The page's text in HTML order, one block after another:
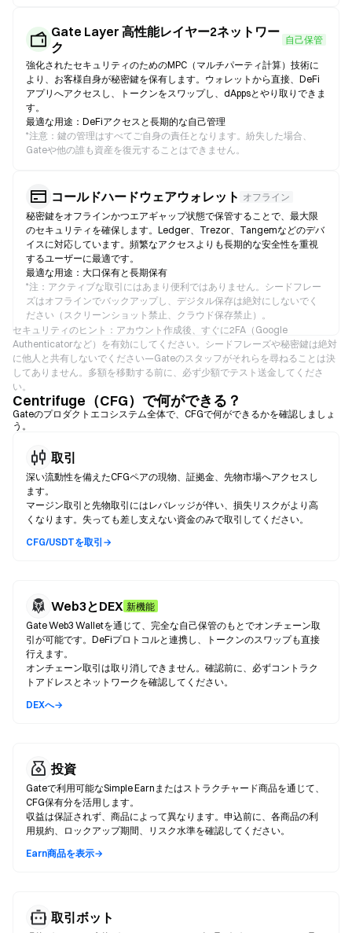
Gate Layer 高性能レイヤー2ネットワー
ク
自己保管
強化されたセキュリティのためのMPC（マルチパーティ計算）技術に
より、お客様自身が秘密鍵を保有します。ウォレットから直接、DeFi
アプリへアクセスし、トークンをスワップし、dAppsとやり取りできま
す。
最適な用途：DeFiアクセスと長期的な自己管理
*注意：鍵の管理はすべてご自身の責任となります。紛失した場合、
Gateや他の誰も資産を復元することはできません。
コールドハードウェアウォレット オフライン
秘密鍵をオフラインかつエアギャップ状態で保管することで、最大限
のセキュリティを確保します。Ledger、Trezor、Tangemなどのデバ
イスに対応しています。頻繁なアクセスよりも長期的な安全性を重視
するユーザーに最適です。
最適な用途：大口保有と長期保有
*注：アクティブな取引にはあまり便利ではありません。シードフレー
ズはオフラインでバックアップし、デジタル保存は絶対にしないでく
ださい（スクリーンショット禁止、クラウド保存禁止）。
セキュリティのヒント：アカウント作成後、すぐに2FA（Google
Authenticatorなど）を有効にしてください。シードフレーズや秘密鍵は絶対
に他人と共有しないでください—Gateのスタッフがそれらを尋ねることは決
してありません。多額を移動する前に、必ず少額でテスト送金してくださ
い。
Centrifuge（CFG）で何ができる？
Gateのプロダクトエコシステム全体で、CFGで何ができるかを確認しましょ
う。
取引
深い流動性を備えたCFGペアの現物、証拠金、先物市場へアクセスし
ます。
マージン取引と先物取引にはレバレッジが伴い、損失リスクがより高
くなります。失っても差し支えない資金のみで取引してください。
CFG/USDTを取引→
Web3とDEX 新機能
Gate Web3 Walletを通じて、完全な自己保管のもとでオンチェーン取
引が可能です。DeFiプロトコルと連携し、トークンのスワップも直接
行えます。
オンチェーン取引は取り消しできません。確認前に、必ずコントラク
トアドレスとネットワークを確認してください。
DEXへ→
投資
Gateで利用可能なSimple Earnまたはストラクチャード商品を通じて、
CFG保有分を活用します。
収益は保証されず、商品によって異なります。申込前に、各商品の利
用規約、ロックアップ期間、リスク水準を確認してください。
Earn商品を表示→
取引ボット